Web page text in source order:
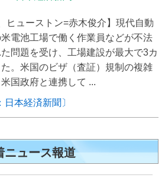
ヒューストン=赤木俊介】現代自動
電池工場で働く作業員などが不法
問題を受け、工場建設が最大で3カ
。米国のビザ（査証）規制の複雑
国政府と連携して ...
本経済新聞〕
ニュース報道